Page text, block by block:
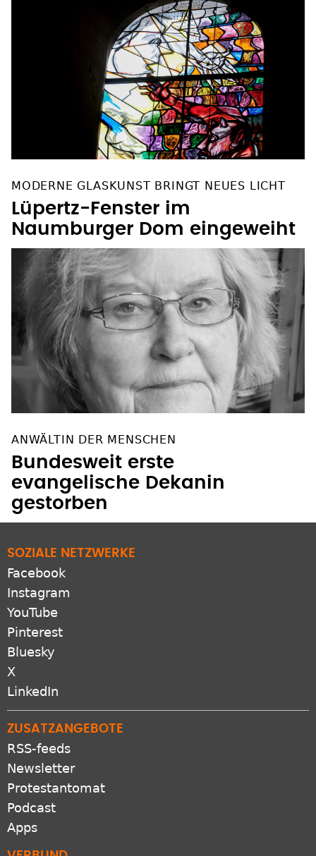
MODERNE GLASKUNST BRINGT NEUES LICHT
Lüpertz-Fenster im
Naumburger Dom eingeweiht
ANWÄLTIN DER MENSCHEN
Bundesweit erste
evangelische Dekanin
gestorben
SOZIALE NETZWERKE
Facebook
Instagram
YouTube
Pinterest
Bluesky
X
LinkedIn
ZUSATZANGEBOTE
RSS-feeds
Newsletter
Protestantomat
Podcast
Apps